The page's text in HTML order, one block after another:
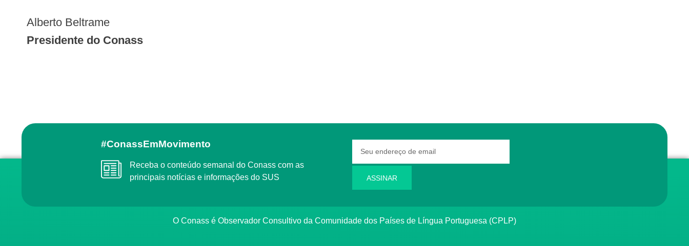
Alberto Beltrame
Presidente do Conass
#ConassEmMovimento
Receba o conteúdo semanal do Conass com as
principais notícias e informações do SUS
ASSINAR
O Conass é Observador Consultivo da Comunidade dos Países de Língua Portuguesa (CPLP)